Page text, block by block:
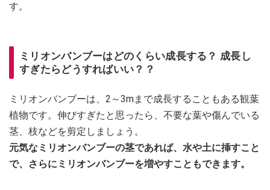
す。
ミリオンバンブーはどのくらい成長する？ 成長し
すぎたらどうすればいい？？
ミリオンバンブーは、2～3mまで成長することもある観葉
植物です。伸びすぎたと思ったら、不要な葉や傷んでいる
茎、枝などを剪定しましょう。
元気なミリオンバンブーの茎であれば、水や土に挿すこと
で、さらにミリオンバンブーを増やすこともできます。